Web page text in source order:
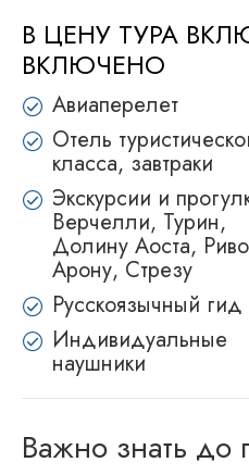
В ЦЕНУ ТУРА
ВКЛЮЧЕНО
Авиаперелет
Отель
класса, завтраки
Экскурсии и
Верчелли, Турин,
Долину Аоста,
Арону, Стрезу
Русскоязычный гид
Индивидуальные
наушники
Важно знать до